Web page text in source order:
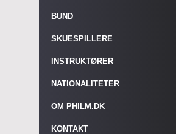
BUND
SKUESPILLERE
INSTRUKTØRER
NATIONALITETER
OM PHILM.DK
KONTAKT